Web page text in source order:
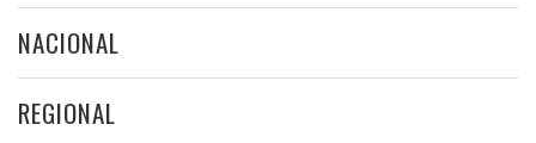
NACIONAL
REGIONAL